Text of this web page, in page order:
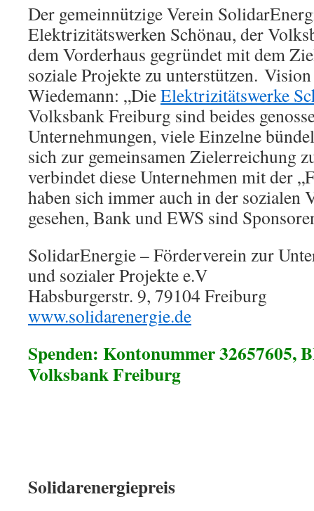
Der gemeinnützige Verein
Elektrizitätswerken Schönau, der
dem Vorderhaus gegründet mit dem
soziale Projekte zu unterstützen.
Wiedemann: „DieElektrizitätswerke
Volksbank Freiburg sind beides
Unternehmungen, viele Einzelne
sich zur gemeinsamen Zielerreichung
verbindet diese Unternehmen mit der
haben sich immer auch in der sozialen
gesehen, Bank und EWS sind
SolidarEnergie – Förderverein zur
und sozialer Projekte e.V
Habsburgerstr. 9, 79104 Freiburg
www.solidarenergie.de
Spenden: Kontonummer 32657605,
Volksbank Freiburg
Solidarenergiepreis